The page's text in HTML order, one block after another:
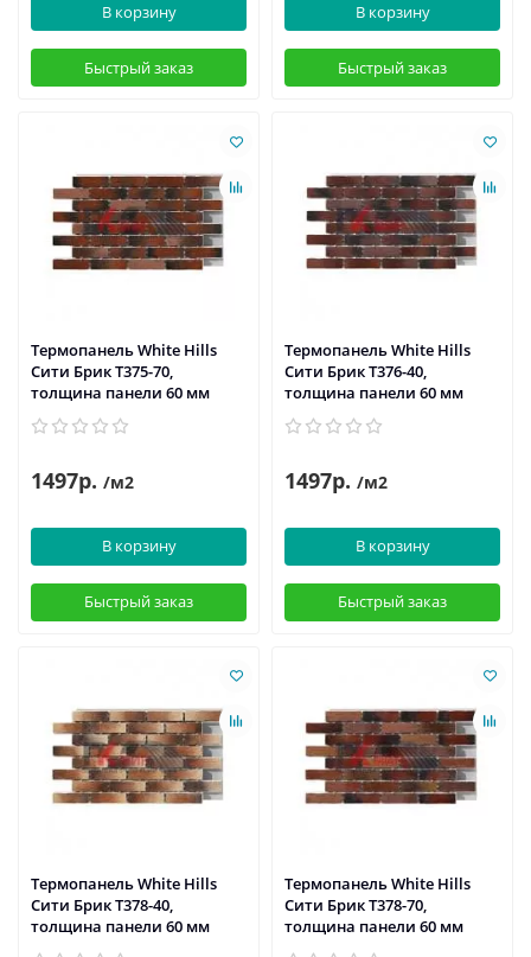
В корзину
Быстрый заказ
В корзину
Быстрый заказ
Термопанель White Hills
Сити Брик Т375-70,
толщина панели 60 мм
1497р. /м2
В корзину
Быстрый заказ
Термопанель White Hills
Сити Брик Т376-40,
толщина панели 60 мм
1497р. /м2
В корзину
Быстрый заказ
Термопанель White Hills
Сити Брик Т378-40,
толщина панели 60 мм
Термопанель White Hills
Сити Брик Т378-70,
толщина панели 60 мм